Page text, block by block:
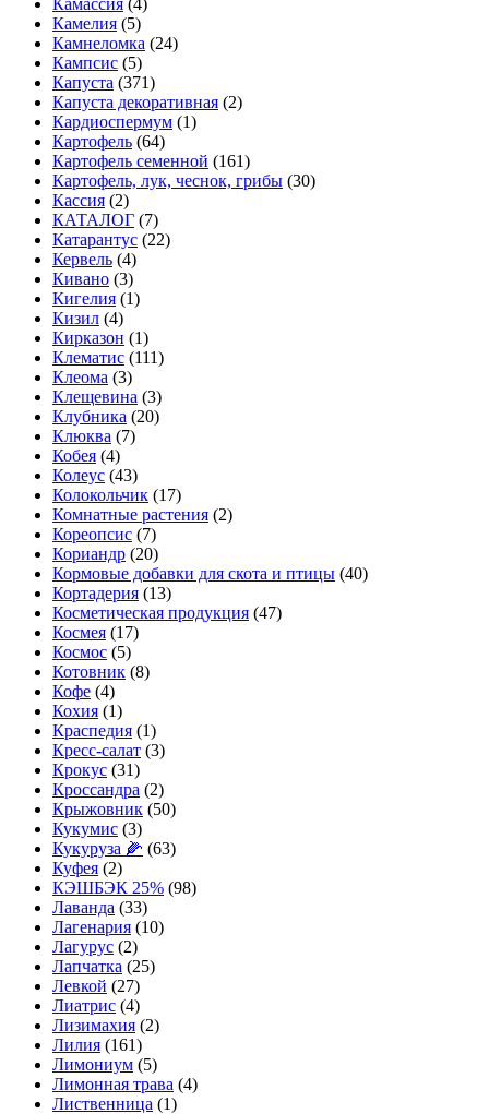
Камассия (4)
Камелия (5)
Камнеломка (24)
Кампсис (5)
Капуста (371)
Капуста декоративная (2)
Кардиоспермум (1)
Картофель (64)
Картофель семенной (161)
Картофель, лук, чеснок, грибы (30)
Кассия (2)
КАТАЛОГ (7)
Катарантус (22)
Кервель (4)
Кивано (3)
Кигелия (1)
Кизил (4)
Кирказон (1)
Клематис (111)
Клеома (3)
Клещевина (3)
Клубника (20)
Клюква (7)
Кобея (4)
Колеус (43)
Колокольчик (17)
Комнатные растения (2)
Кореопсис (7)
Кориандр (20)
Кормовые добавки для скота и птицы (40)
Кортадерия (13)
Косметическая продукция (47)
Космея (17)
Космос (5)
Котовник (8)
Кофе (4)
Кохия (1)
Краспедия (1)
Кресс-салат (3)
Крокус (31)
Кроссандра (2)
Крыжовник (50)
Кукумис (3)
Кукуруза 🌽 (63)
Куфея (2)
КЭШБЭК 25% (98)
Лаванда (33)
Лагенария (10)
Лагурус (2)
Лапчатка (25)
Левкой (27)
Лиатрис (4)
Лизимахия (2)
Лилия (161)
Лимониум (5)
Лимонная трава (4)
Лиственница (1)